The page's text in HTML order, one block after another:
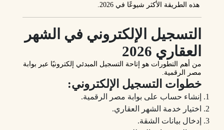
هذه الطريقة الأكثر شيوعًا في 2026
التسجيل الإلكتروني في الشهر
العقاري 2026
من أهم التطورات هو إتاحة التسجيل المبدئي إلكترونيًا عبر بوابة
مصر الرقمية.
خطوات التسجيل الإلكتروني:
إنشاء حساب على بوابة مصر الرقمية.
اختيار خدمة الشهر العقاري.
إدخال بيانات الشقة.